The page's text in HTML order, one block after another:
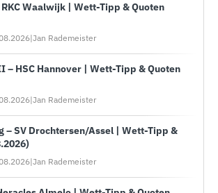
RKC Waalwijk | Wett-Tipp & Quoten
|Jan Rademeister
– HSC Hannover | Wett-Tipp & Quoten
|Jan Rademeister
– SV Drochtersen/Assel | Wett-Tipp &
|Jan Rademeister